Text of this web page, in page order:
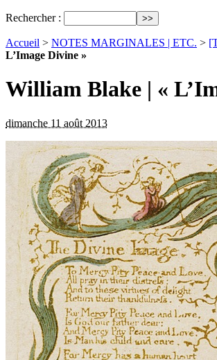
Rechercher :
Accueil > NOTES MARGINALES | ETC. >
L’Image Divine »
William Blake | «
dimanche 11 août 2013